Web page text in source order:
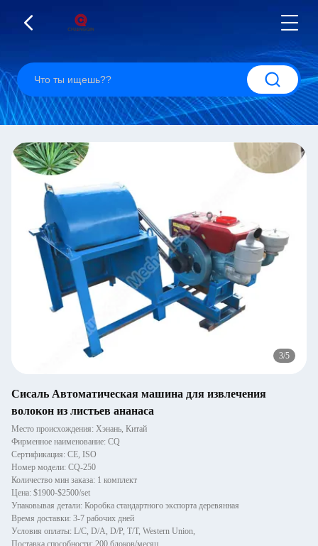
3/5
Сисаль Автоматическая машина для извлечения
волокон из листьев ананаса
Место происхождения: Хэнань, Китай
Фирменное наименование: CQ
Сертификация: CE, ISO
Номер модели: CQ-250
Количество мин заказа: 1 комплект
Цена: $1900-$2500/set
Упаковывая детали: Коробка стандартного экспорта деревянная
Время доставки: 3-7 рабочих дней
Условия оплаты: L/C, D/A, D/P, T/T, Western Union,
Поставка способности: 200 блоков/месяц